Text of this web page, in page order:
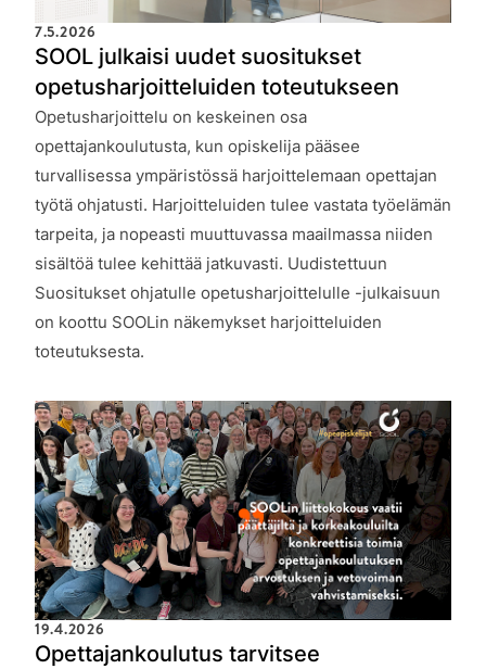
7.5.2026
SOOL julkaisi uudet suositukset
opetusharjoitteluiden toteutukseen
Opetusharjoittelu on keskeinen osa
opettajankoulutusta, kun opiskelija pääsee
turvallisessa ympäristössä harjoittelemaan opettajan
työtä ohjatusti. Harjoitteluiden tulee vastata työelämän
tarpeita, ja nopeasti muuttuvassa maailmassa niiden
sisältöä tulee kehittää jatkuvasti. Uudistettuun
Suositukset ohjatulle opetusharjoittelulle -julkaisuun
on koottu SOOLin näkemykset harjoitteluiden
toteutuksesta.
19.4.2026
Opettajankoulutus tarvitsee